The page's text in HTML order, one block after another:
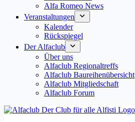
Alfa Romeo News
Veranstaltungen
Kalender
Rückspiegel
Der Alfaclub
Über uns
Alfaclub Regionaltreffs
Alfaclub Baureihenübersicht
Alfaclub Mitgliedschaft
Alfaclub Forum